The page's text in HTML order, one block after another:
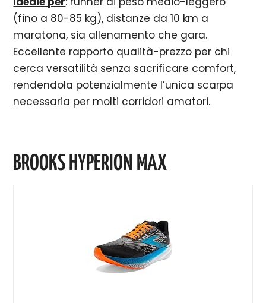
(fino a 80-85 kg), distanze da 10 km a
maratona, sia allenamento che gara.
Eccellente rapporto qualità-prezzo per chi
cerca versatilità senza sacrificare comfort,
rendendola potenzialmente l’unica scarpa
necessaria per molti corridori amatori.
BROOKS HYPERION MAX